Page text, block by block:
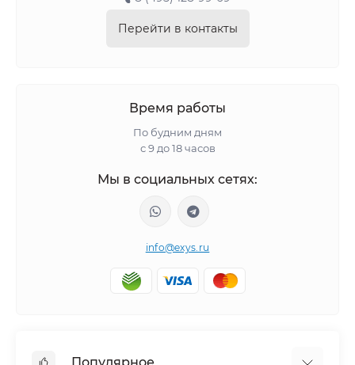
Перейти в контакты
Время работы
По будним дням
с 9 до 18 часов
Мы в социальных сетях:
info@exys.ru
Популярное